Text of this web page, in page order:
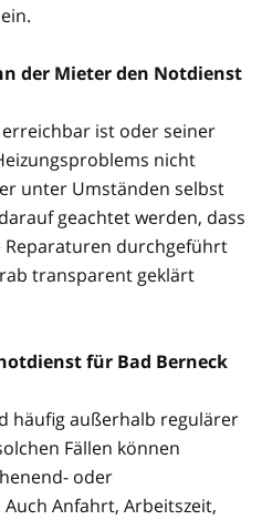
der Mieter den Notdienst
ist oder seiner
nicht
unter Umständen selbst
geachtet werden, dass
durchgeführt
transparent geklärt
für Bad Berneck
häufig außerhalb regulärer
Fällen können
oder
Anfahrt, Arbeitszeit,